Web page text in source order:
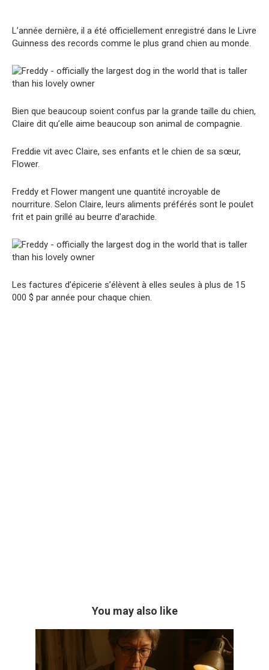
L’année dernière, il a été officiellement enregistré dans le Livre
Guinness des records comme le plus grand chien au monde.
Bien que beaucoup soient confus par la grande taille du chien,
Claire dit qu’elle aime beaucoup son animal de compagnie.
Freddie vit avec Claire, ses enfants et le chien de sa sœur,
Flower.
Freddy et Flower mangent une quantité incroyable de
nourriture. Selon Claire, leurs aliments préférés sont le poulet
frit et pain grillé au beurre d’arachide.
Les factures d’épicerie s’élèvent à elles seules à plus de 15
000 $ par année pour chaque chien.
You may also like